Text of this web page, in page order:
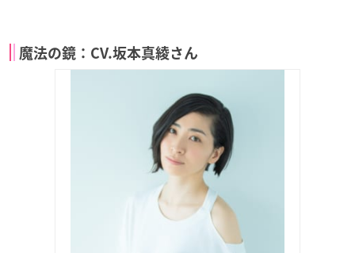
魔法の鏡：CV.坂本真綾さん